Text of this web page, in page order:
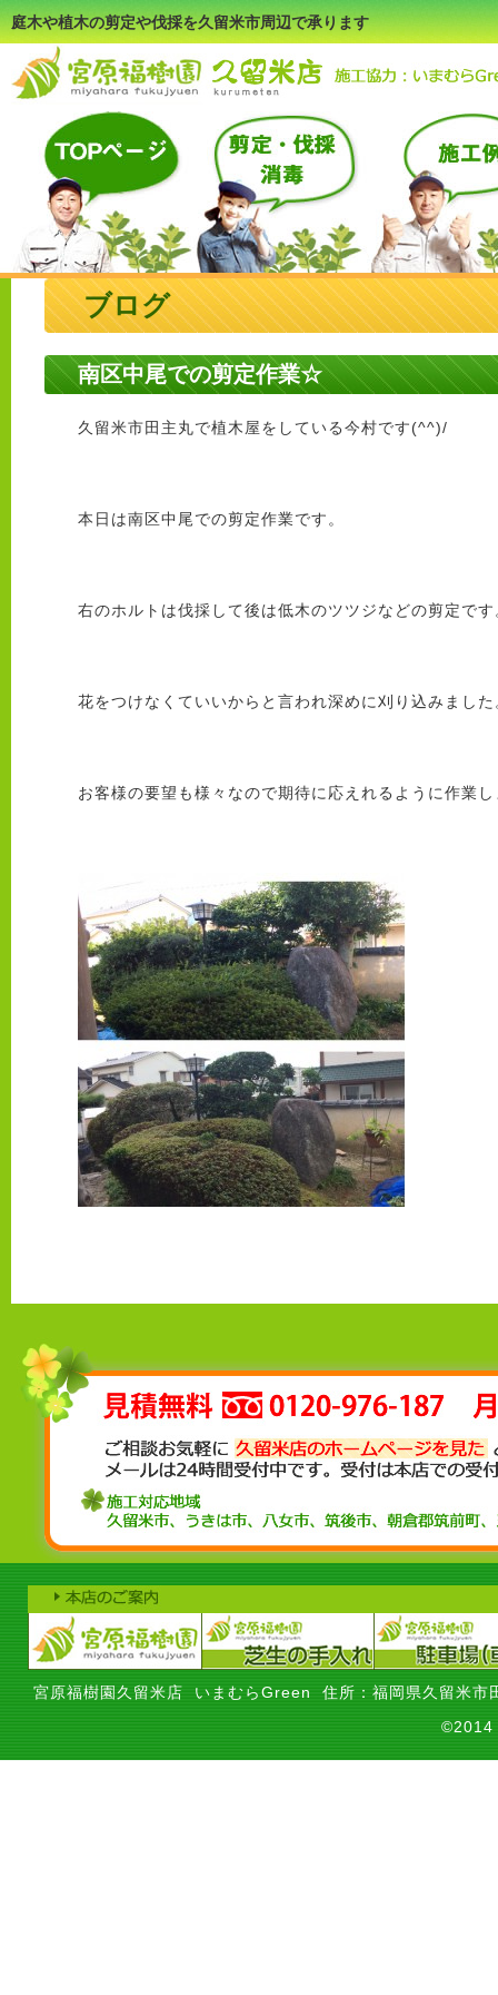
庭木や植木の剪定や伐採を久留米市周辺で承ります
ブログ
南区中尾での剪定作業☆
久留米市田主丸で植木屋をしている今村です(^^)/
本日は南区中尾での剪定作業です。
右のホルトは伐採して後は低木のツツジなどの剪定です
花をつけなくていいからと言われ深めに刈り込みました
お客様の要望も様々なので期待に応えれるように作業
宮原福樹園久留米店 いまむらGreen 住所：福岡県久留米市
©2014